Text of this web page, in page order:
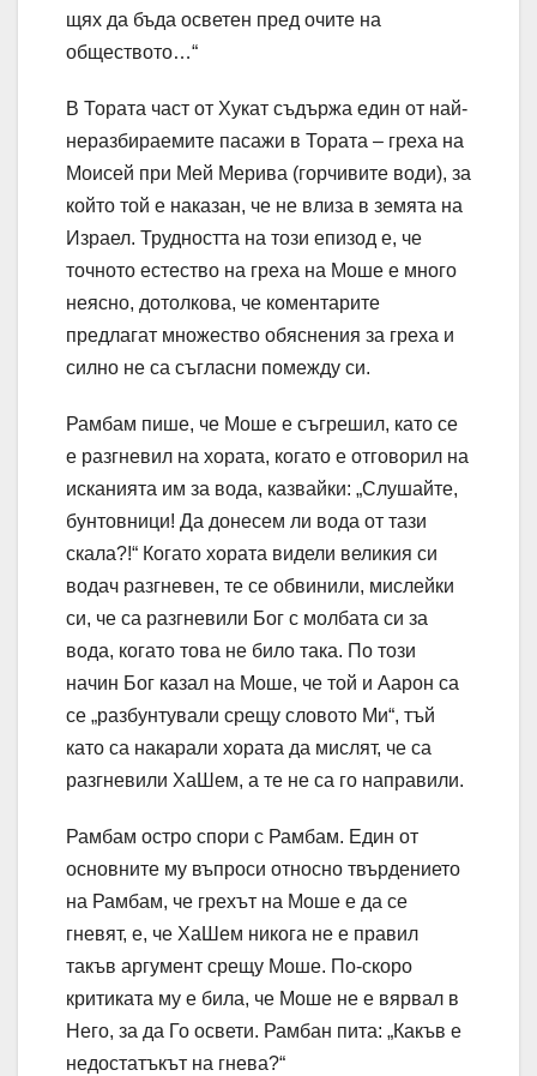
щях да бъда осветен пред очите на
обществото…“
В Тората част от Хукат съдържа един от най-
неразбираемите пасажи в Тората – греха на
Моисей при Мей Мерива (горчивите води), за
който той е наказан, че не влиза в земята на
Израел. Трудността на този епизод е, че
точното естество на греха на Моше е много
неясно, дотолкова, че коментарите
предлагат множество обяснения за греха и
силно не са съгласни помежду си.
Рамбам пише, че Моше е съгрешил, като се
е разгневил на хората, когато е отговорил на
исканията им за вода, казвайки: „Слушайте,
бунтовници! Да донесем ли вода от тази
скала?!“ Когато хората видели великия си
водач разгневен, те се обвинили, мислейки
си, че са разгневили Бог с молбата си за
вода, когато това не било така. По този
начин Бог казал на Моше, че той и Аарон са
се „разбунтували срещу словото Ми“, тъй
като са накарали хората да мислят, че са
разгневили ХаШем, а те не са го направили.
Рамбам остро спори с Рамбам. Един от
основните му въпроси относно твърдението
на Рамбам, че грехът на Моше е да се
гневят, е, че ХаШем никога не е правил
такъв аргумент срещу Моше. По-скоро
критиката му е била, че Моше не е вярвал в
Него, за да Го освети. Рамбан пита: „Какъв е
недостатъкът на гнева?“